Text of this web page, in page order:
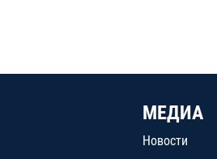
МЕДИА
Новости